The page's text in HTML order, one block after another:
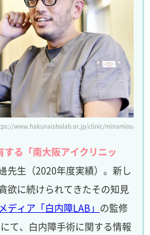
www.hakunaisholab.or.jp/clinic/minamiosaka/
る「南大阪アイクリニッ
先生（2020年度実績）。新し
欲に続けられてきたその知見
ディア「白内障LAB」 の監修
て、白内障手術に関する情報